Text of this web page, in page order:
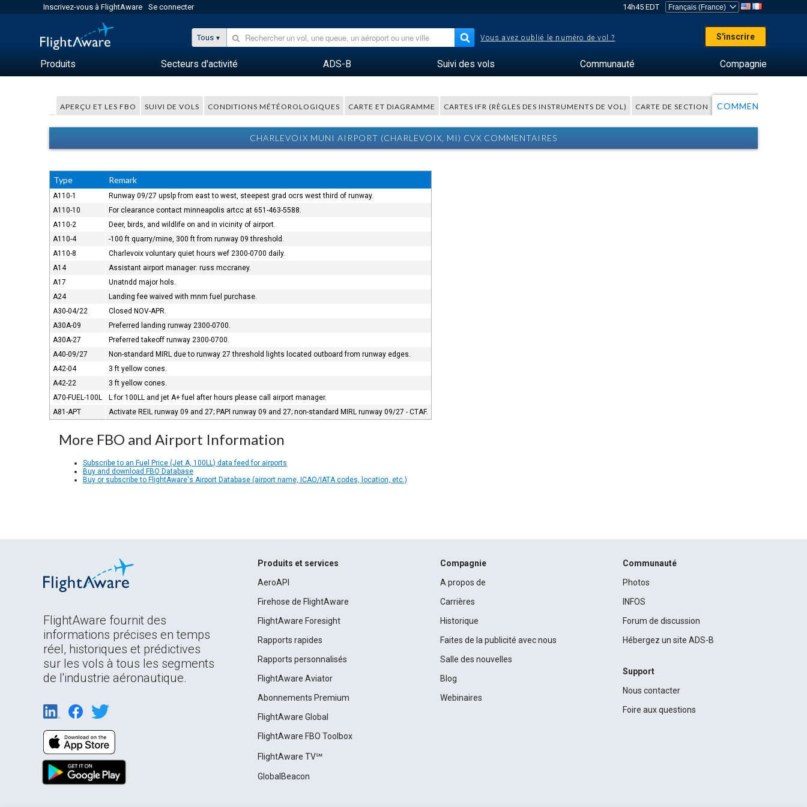
Inscrivez-vous à FlightAware Se connecter 14h45 EDT
Tous Vous avez oublié le numéro de vol ? S'inscrire
Produits Secteurs d'activité ADS-B Suivi des vols Communauté Compagnie
APERÇU ET LES FBO SUIVI DE VOLS CONDITIONS MÉTÉOROLOGIQUES CARTE ET DIAGRAMME CARTES IFR (RÈGLES DES INSTRUMENTS DE VOL) CARTE DE SECTION COMMENTAIRES
CHARLEVOIX MUNI AIRPORT (CHARLEVOIX, MI) CVX COMMENTAIRES
Type Remark
A110-1
Runway 09/27 upslp from east to west, steepest grad ocrs west third of runway.
A110-10
For clearance contact minneapolis artcc at 651-463-5588.
A110-2
Deer, birds, and wildlife on and in vicinity of airport.
A110-4
-100 ft quarry/mine, 300 ft from runway 09 threshold.
A110-8
Charlevoix voluntary quiet hours wef 2300-0700 daily.
A14
Assistant airport manager: russ mccraney.
A17
Unatndd major hols.
A24
Landing fee waived with mnm fuel purchase.
A30-04/22
Closed NOV-APR.
A30A-09
Preferred landing runway 2300-0700.
A30A-27
Preferred takeoff runway 2300-0700.
A40-09/27
Non-standard MIRL due to runway 27 threshold lights located outboard from runway edges.
A42-04
3 ft yellow cones.
A42-22
3 ft yellow cones.
A70-FUEL-100L
L for 100LL and jet A+ fuel after hours please call airport manager.
A81-APT
Activate REIL runway 09 and 27; PAPI runway 09 and 27; non-standard MIRL runway 09/27 - CTAF.
More FBO and Airport Information
Subscribe to an Fuel Price (Jet A, 100LL) data feed for airports
Buy and download FBO Database
Buy or subscribe to FlightAware's Airport Database (airport name, ICAO/IATA codes, location, etc.)
FlightAware fournit des
informations précises en temps
réel, historiques et prédictives
sur les vols à tous les segments
de l'industrie aéronautique.
Produits et services
AeroAPI
Firehose de FlightAware
FlightAware Foresight
Rapports rapides
Rapports personnalisés
FlightAware Aviator
Abonnements Premium
FlightAware Global
FlightAware FBO Toolbox
FlightAware TV℠
GlobalBeacon
Compagnie
A propos de
Carrières
Historique
Faites de la publicité avec nous
Salle des nouvelles
Blog
Webinaires
Communauté
Photos
INFOS
Forum de discussion
Hébergez un site ADS-B
Support
Nous contacter
Foire aux questions